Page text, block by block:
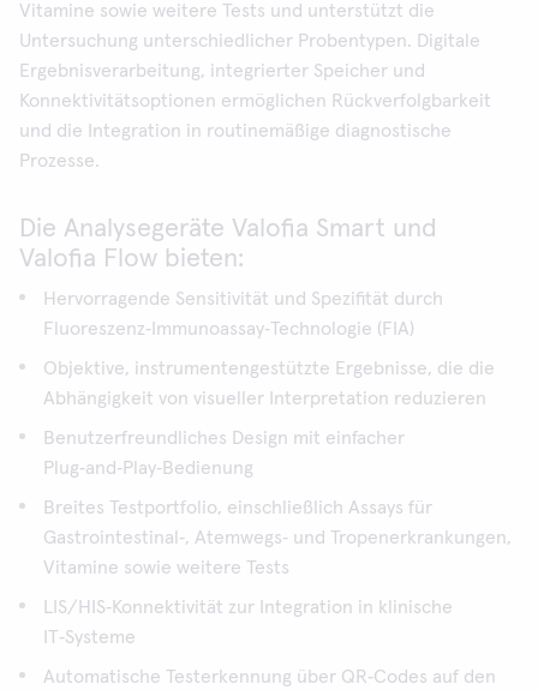
Vitamine sowie weitere Tests und unterstützt die
Untersuchung unterschiedlicher Probentypen. Digitale
Ergebnisverarbeitung, integrierter Speicher und
Konnektivitätsoptionen ermöglichen Rückverfolgbarkeit
und die Integration in routinemäßige diagnostische
Prozesse.
Die Analysegeräte Valofia Smart und
Valofia Flow bieten:
Hervorragende Sensitivität und Spezifität durch
Fluoreszenz‑Immunoassay‑Technologie (FIA)
Objektive, instrumentengestützte Ergebnisse, die die
Abhängigkeit von visueller Interpretation reduzieren
Benutzerfreundliches Design mit einfacher
Plug‑and‑Play‑Bedienung
Breites Testportfolio, einschließlich Assays für
Gastrointestinal‑, Atemwegs‑ und Tropenerkrankungen,
Vitamine sowie weitere Tests
LIS/HIS‑Konnektivität zur Integration in klinische
IT‑Systeme
Automatische Testerkennung über QR‑Codes auf den